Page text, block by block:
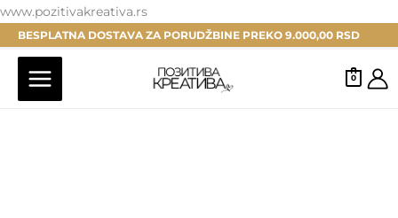
www.pozitivakreativa.rsPređi
na
BESPLATNA DOSTAVA ZA PORUDŽBINE PREKO 9.000,00 RSD
0